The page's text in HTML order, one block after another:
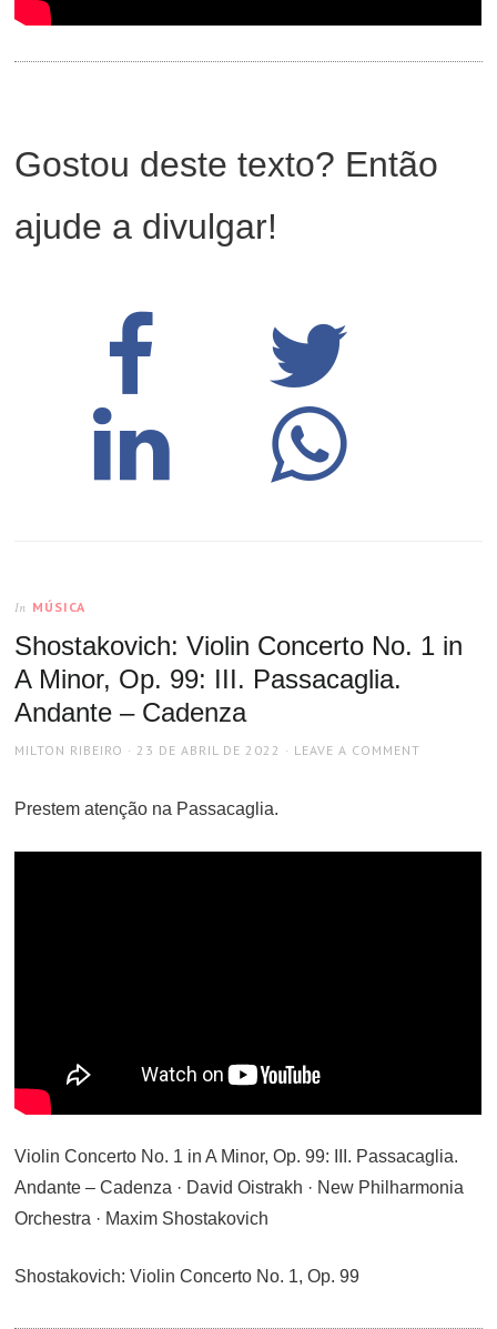
Gostou deste texto? Então
ajude a divulgar!
In MÚSICA
Shostakovich: Violin Concerto No. 1 in
A Minor, Op. 99: III. Passacaglia.
Andante – Cadenza
AUTHOR
MILTON RIBEIRO
POSTED
23 DE ABRIL DE 2022 LEAVE A COMMENT
Prestem atenção na Passacaglia.
Violin Concerto No. 1 in A Minor, Op. 99: III. Passacaglia.
Andante – Cadenza · David Oistrakh · New Philharmonia
Orchestra · Maxim Shostakovich
Shostakovich: Violin Concerto No. 1, Op. 99